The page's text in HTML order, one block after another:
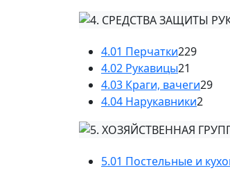
4.01 Перчатки229
4.02 Рукавицы21
4.03 Краги, вачеги29
4.04 Нарукавники2
5.01 Постельные и